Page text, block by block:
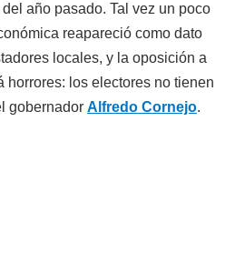
año pasado. Tal vez un poco
reapareció como dato
locales, y la oposición a
horrores: los electores no tienen
gobernador Alfredo Cornejo.